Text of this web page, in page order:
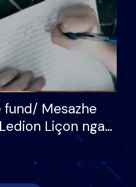
fund/ Mesazhe
Liçon nga
tij, moderatori
Nuk meritoj…